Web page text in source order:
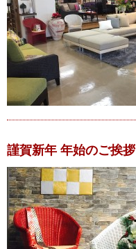
謹賀新年 年始のご挨拶